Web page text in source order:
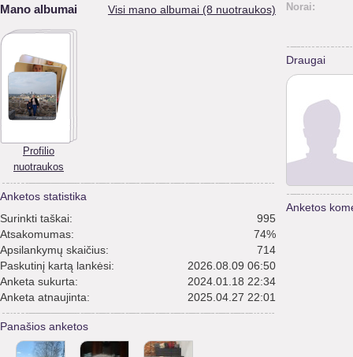
Mano albumai Visi mano albumai (8 nuotraukos)
Profilio
nuotraukos
Anketos statistika
Surinkti taškai:
995
Atsakomumas:
74%
Apsilankymų skaičius:
714
Paskutinį kartą lankėsi:
2026.08.09 06:50
Anketa sukurta:
2024.01.18 22:34
Anketa atnaujinta:
2025.04.27 22:01
Panašios anketos
Norai:
Draugai
Anketos